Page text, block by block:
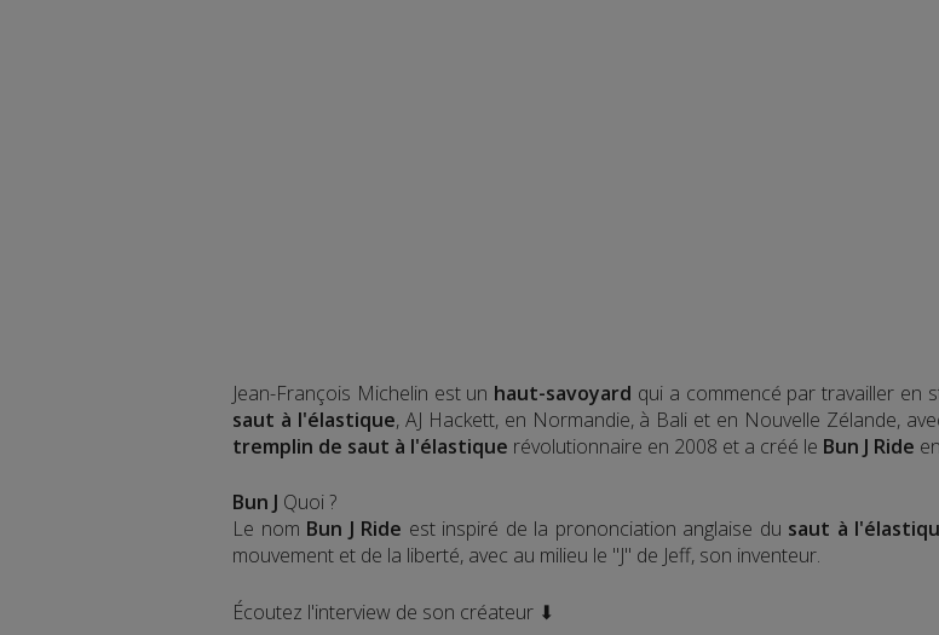
Jean-François Michelin est un haut-savoyard qui a commencé par travailler en
saut à l'élastique, AJ Hackett, en Normandie, à Bali et en Nouvelle Zélande,
tremplin de saut à l'élastique révolutionnaire en 2008 et a créé le Bun J Ride
Bun J Quoi ?
Le nom Bun J Ride est inspiré de la prononciation anglaise du saut à
mouvement et de la liberté, avec au milieu le "J" de Jeff, son inventeur.
Écoutez l'interview de son créateur ⬇